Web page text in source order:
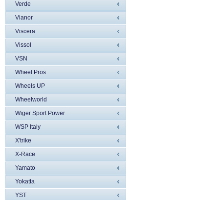
Verde
Vianor
Viscera
Vissol
VSN
Wheel Pros
Wheels UP
Wheelworld
Wiger Sport Power
WSP Italy
X'trike
X-Race
Yamato
Yokatta
YST